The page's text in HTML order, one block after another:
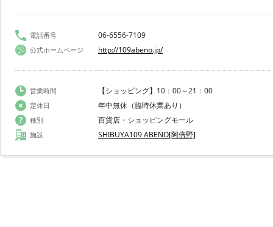
電話番号 06-6556-7109
公式ホームページ http://109abeno.jp/
営業時間 【ショッピング】10：00～21：00
定休日 年中無休（臨時休業あり）
種別 百貨店・ショッピングモール
施設 SHIBUYA109 ABENO[阿倍野]